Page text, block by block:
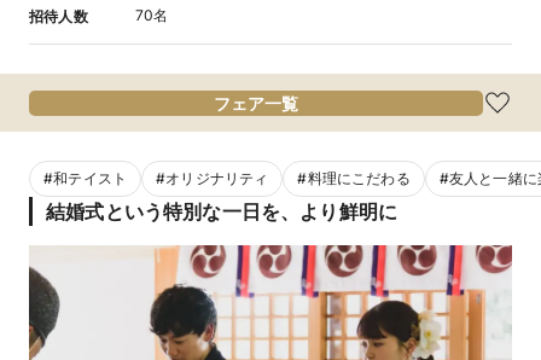
招待人数 70名
フェア一覧
#和テイスト #オリジナリティ #料理にこだわる #友人と一緒に
結婚式という特別な一日を、より鮮明に